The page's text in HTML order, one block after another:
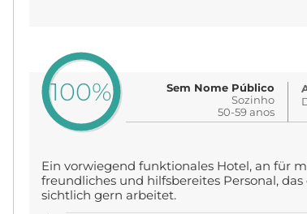
100%
Sem Nome Público
Sozinho
50-59 anos
Ein vorwiegend funktionales Hotel, an für
freundliches und hilfsbereites Personal,
sichtlich gern arbeitet.